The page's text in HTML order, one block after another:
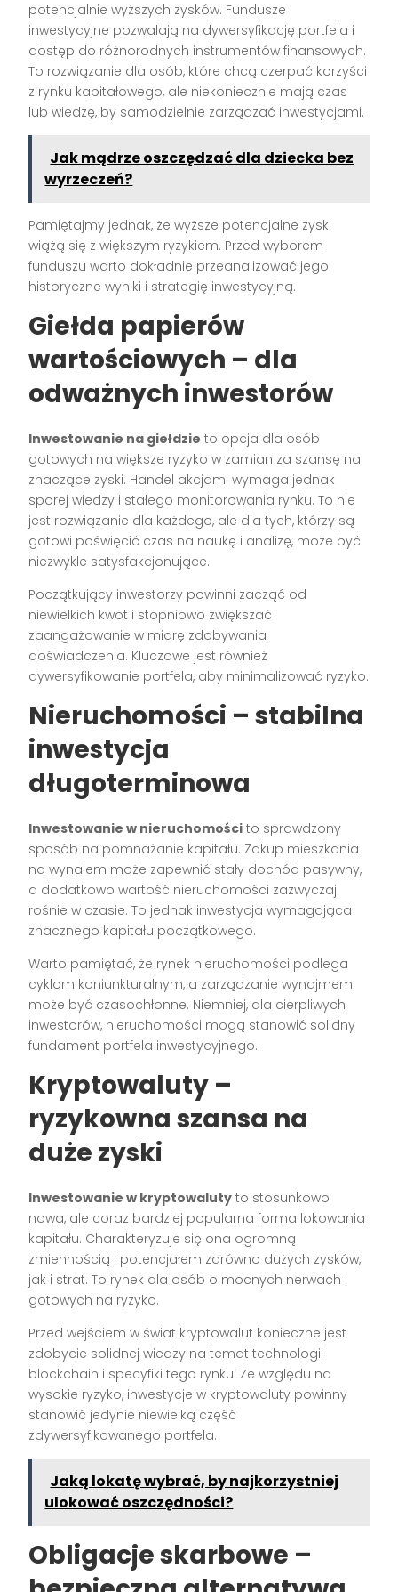
potencjalnie wyższych zysków. Fundusze
inwestycyjne pozwalają na dywersyfikację portfela i
dostęp do różnorodnych instrumentów finansowych.
To rozwiązanie dla osób, które chcą czerpać korzyści
z rynku kapitałowego, ale niekoniecznie mają czas
lub wiedzę, by samodzielnie zarządzać inwestycjami.
Jak mądrze oszczędzać dla dziecka bez
wyrzeczeń?
Pamiętajmy jednak, że wyższe potencjalne zyski
wiążą się z większym ryzykiem. Przed wyborem
funduszu warto dokładnie przeanalizować jego
historyczne wyniki i strategię inwestycyjną.
Giełda papierów
wartościowych – dla
odważnych inwestorów
Inwestowanie na giełdzie to opcja dla osób
gotowych na większe ryzyko w zamian za szansę na
znaczące zyski. Handel akcjami wymaga jednak
sporej wiedzy i stałego monitorowania rynku. To nie
jest rozwiązanie dla każdego, ale dla tych, którzy są
gotowi poświęcić czas na naukę i analizę, może być
niezwykle satysfakcjonujące.
Początkujący inwestorzy powinni zacząć od
niewielkich kwot i stopniowo zwiększać
zaangażowanie w miarę zdobywania
doświadczenia. Kluczowe jest również
dywersyfikowanie portfela, aby minimalizować ryzyko.
Nieruchomości – stabilna
inwestycja
długoterminowa
Inwestowanie w nieruchomości to sprawdzony
sposób na pomnażanie kapitału. Zakup mieszkania
na wynajem może zapewnić stały dochód pasywny,
a dodatkowo wartość nieruchomości zazwyczaj
rośnie w czasie. To jednak inwestycja wymagająca
znacznego kapitału początkowego.
Warto pamiętać, że rynek nieruchomości podlega
cyklom koniunkturalnym, a zarządzanie wynajmem
może być czasochłonne. Niemniej, dla cierpliwych
inwestorów, nieruchomości mogą stanowić solidny
fundament portfela inwestycyjnego.
Kryptowaluty –
ryzykowna szansa na
duże zyski
Inwestowanie w kryptowaluty to stosunkowo
nowa, ale coraz bardziej popularna forma lokowania
kapitału. Charakteryzuje się ona ogromną
zmiennością i potencjałem zarówno dużych zysków,
jak i strat. To rynek dla osób o mocnych nerwach i
gotowych na ryzyko.
Przed wejściem w świat kryptowalut konieczne jest
zdobycie solidnej wiedzy na temat technologii
blockchain i specyfiki tego rynku. Ze względu na
wysokie ryzyko, inwestycje w kryptowaluty powinny
stanowić jedynie niewielką część
zdywersyfikowanego portfela.
Jaką lokatę wybrać, by najkorzystniej
ulokować oszczędności?
Obligacje skarbowe –